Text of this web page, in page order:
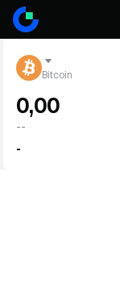
Bitcoin
0,00
--
-